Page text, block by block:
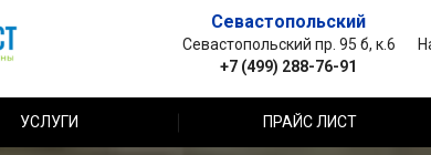
Севастопольский
Севастопольский пр. 95 б, к.6
+7 (499) 288-76-91
УСЛУГИ ПРАЙС ЛИСТ